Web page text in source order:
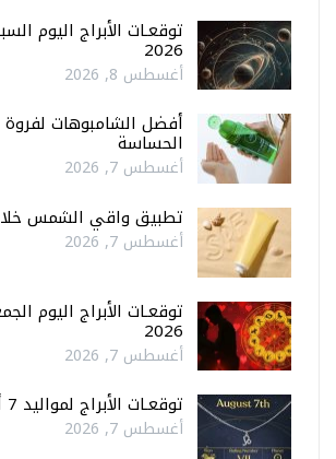
2026
أغسطس 8, 2026
أفضل الشامبوهات
الحساسة
أغسطس 7, 2026
تطبيق واقي الشمس
أغسطس 7, 2026
2026
أغسطس 7, 2026
توقعـات الأبراج لمواليد 7 أغسطس
أغسطس 7, 2026